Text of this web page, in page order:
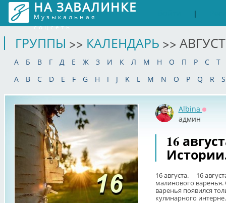
НА ЗАВАЛИНКЕ
Музыкальная
соцсеть
|
ГРУППЫ >> КАЛЕНДАРЬ >> АВГУСТ
А Б В Г Д Е Ж З И К Л М Н О П Р С
Т
A
B C D E F G H I J K L M N O P Q R S
Albina
админ
16
16 августа. 16
малинового
варенья появился
кулинарного